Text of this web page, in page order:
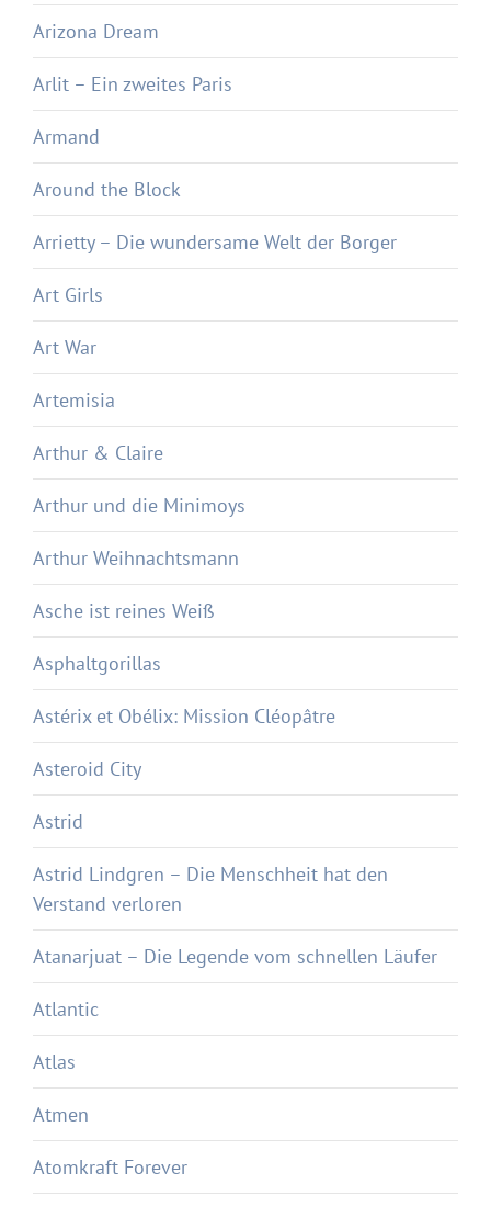
Arizona Dream
Arlit – Ein zweites Paris
Armand
Around the Block
Arrietty – Die wundersame Welt der Borger
Art Girls
Art War
Artemisia
Arthur & Claire
Arthur und die Minimoys
Arthur Weihnachtsmann
Asche ist reines Weiß
Asphaltgorillas
Astérix et Obélix: Mission Cléopâtre
Asteroid City
Astrid
Astrid Lindgren – Die Menschheit hat den
Verstand verloren
Atanarjuat – Die Legende vom schnellen Läufer
Atlantic
Atlas
Atmen
Atomkraft Forever